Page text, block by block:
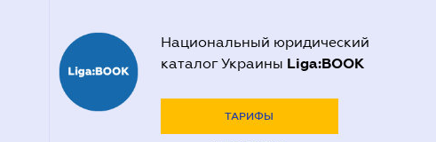
Национальный юридический
каталог Украины Liga:BOOK
ТАРИФЫ